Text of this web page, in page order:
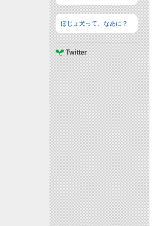
ほじょ犬って、なあに？
Twitter